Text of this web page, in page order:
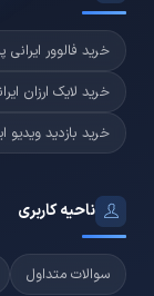
خرید فالوور
خرید لایک ارزان
خرید بازدید ویدیو
ناحیه کاربری
سوالات متداول